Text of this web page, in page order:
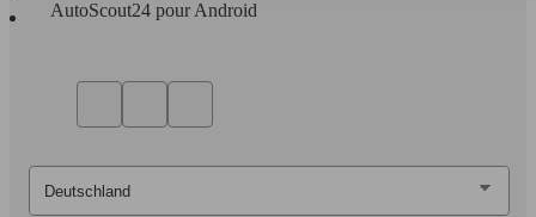
AutoScout24 pour Android